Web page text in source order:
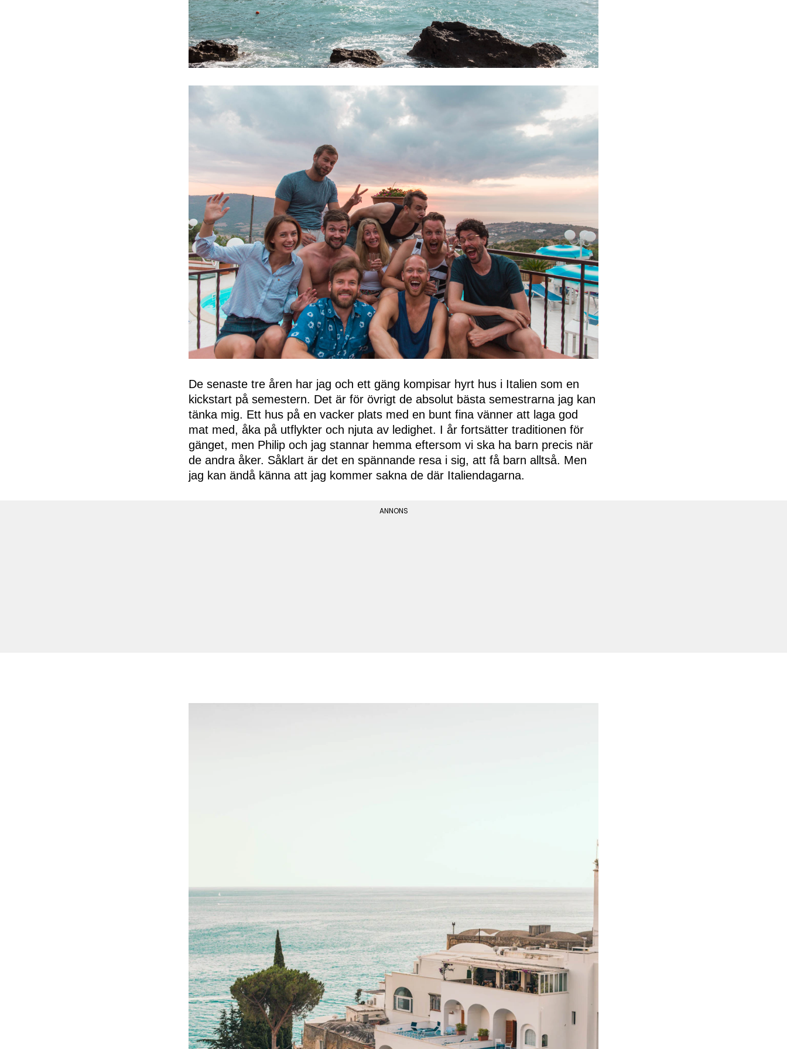
De senaste tre åren har jag och ett gäng kompisar hyrt hus i Italien som en
kickstart på semestern. Det är för övrigt de absolut bästa semestrarna jag kan
tänka mig. Ett hus på en vacker plats med en bunt fina vänner att laga god
mat med, åka på utflykter och njuta av ledighet. I år fortsätter traditionen för
gänget, men Philip och jag stannar hemma eftersom vi ska ha barn precis när
de andra åker. Såklart är det en spännande resa i sig, att få barn alltså. Men
jag kan ändå känna att jag kommer sakna de där Italiendagarna.